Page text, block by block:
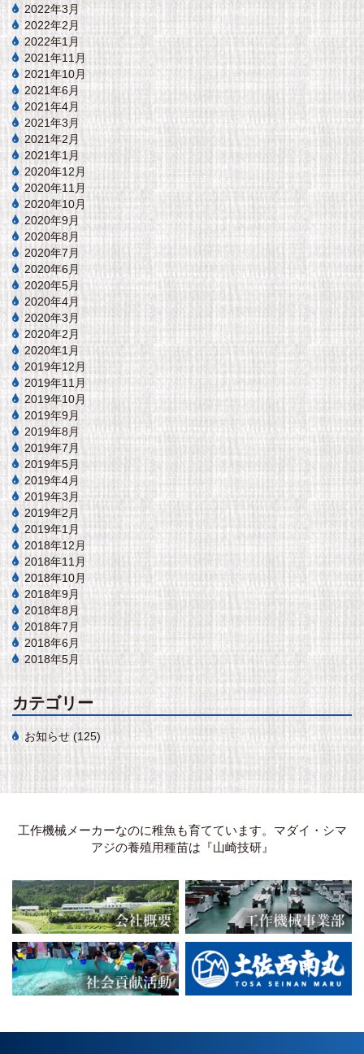
2022年3月
2022年2月
2022年1月
2021年11月
2021年10月
2021年6月
2021年4月
2021年3月
2021年2月
2021年1月
2020年12月
2020年11月
2020年10月
2020年9月
2020年8月
2020年7月
2020年6月
2020年5月
2020年4月
2020年3月
2020年2月
2020年1月
2019年12月
2019年11月
2019年10月
2019年9月
2019年8月
2019年7月
2019年5月
2019年4月
2019年3月
2019年2月
2019年1月
2018年12月
2018年11月
2018年10月
2018年9月
2018年8月
2018年7月
2018年6月
2018年5月
カテゴリー
お知らせ (125)
工作機械メーカーなのに稚魚も育てています。マダイ・シマ
アジの養殖用種苗は『山崎技研』